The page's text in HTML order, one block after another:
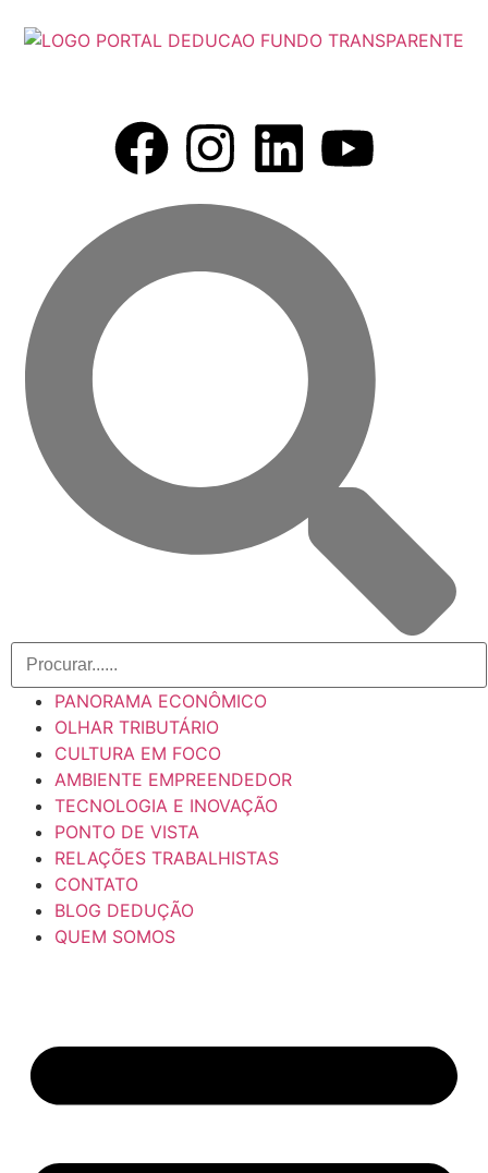
PANORAMA ECONÔMICO
OLHAR TRIBUTÁRIO
CULTURA EM FOCO
AMBIENTE EMPREENDEDOR
TECNOLOGIA E INOVAÇÃO
PONTO DE VISTA
RELAÇÕES TRABALHISTAS
CONTATO
BLOG DEDUÇÃO
QUEM SOMOS